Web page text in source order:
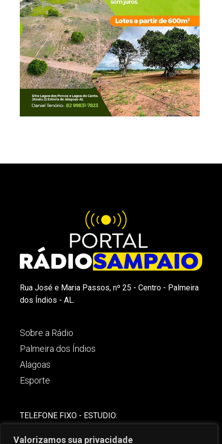
Valorizamos sua privacidade
Rua José e Maria Passos, nº 25 - Centro - Palmeira
dos Índios - AL.
Sobre a Rádio
Palmeira dos Índios
Alagoas
Esporte
TELEFONE FIXO - ESTUDIO: